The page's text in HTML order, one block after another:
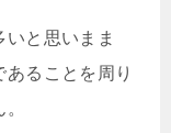
と思いまま
ることを周り